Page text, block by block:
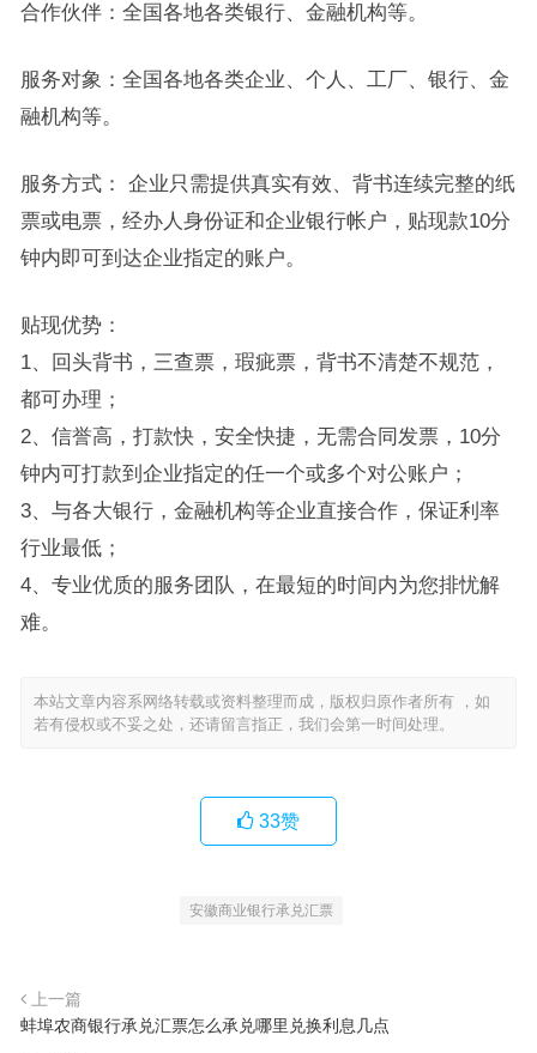
合作伙伴：全国各地各类银行、金融机构等。
服务对象：全国各地各类企业、个人、工厂、银行、金
融机构等。
服务方式： 企业只需提供真实有效、背书连续完整的纸
票或电票，经办人身份证和企业银行帐户，贴现款10分
钟内即可到达企业指定的账户。
贴现优势：
1、回头背书，三查票，瑕疵票，背书不清楚不规范，
都可办理；
2、信誉高，打款快，安全快捷，无需合同发票，10分
钟内可打款到企业指定的任一个或多个对公账户；
3、与各大银行，金融机构等企业直接合作，保证利率
行业最低；
4、专业优质的服务团队，在最短的时间内为您排忧解
难。
本站文章内容系网络转载或资料整理而成，版权归原作者所有 ，如
若有侵权或不妥之处，还请留言指正，我们会第一时间处理。
33赞
安徽商业银行承兑汇票
上一篇
蚌埠农商银行承兑汇票怎么承兑哪里兑换利息几点